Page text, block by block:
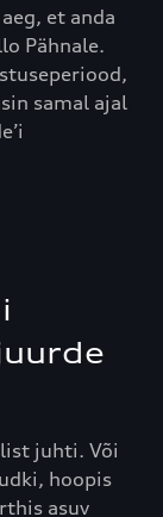
et anda
Pähnale.
samal ajal
juhti. Või
hoopis
asuv